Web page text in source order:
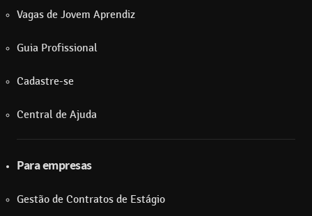
Vagas de Jovem Aprendiz
Guia Profissional
Cadastre-se
Central de Ajuda
Para empresas
Gestão de Contratos de Estágio